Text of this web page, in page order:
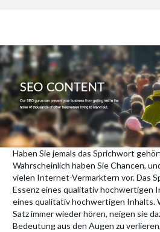
Haben Sie jemals das Sprichwort
Wahrscheinlich haben Sie Chancen,
vielen Internet-Vermarktern vor. Das
Essenz eines qualitativ hochwertigen
eines qualitativ hochwertigen Inhalts.
Satz immer wieder hören, neigen sie
Bedeutung aus den Augen zu